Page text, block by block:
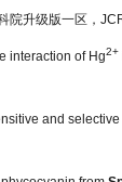
院升级版一区，
interaction of Hg2+
and